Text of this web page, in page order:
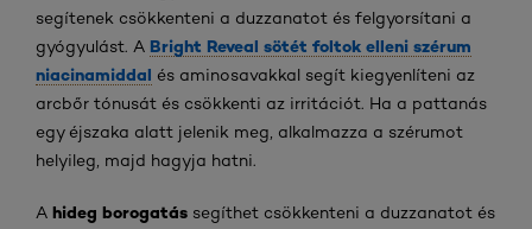
segítenek csökkenteni a duzzanatot és felgyorsítani a
gyógyulást. A Bright Reveal sötét foltok elleni szérum
niacinamiddal és aminosavakkal segít kiegyenlíteni az
arcbőr tónusát és csökkenti az irritációt. Ha a pattanás
egy éjszaka alatt jelenik meg, alkalmazza a szérumot
helyileg, majd hagyja hatni.
A hideg borogatás segíthet csökkenteni a duzzanatot és